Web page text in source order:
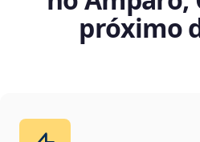
próximo